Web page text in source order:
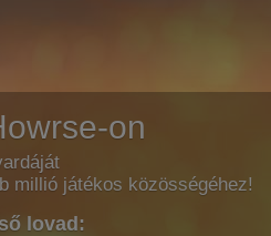
on
millió játékos közösségéhez!
lovad: